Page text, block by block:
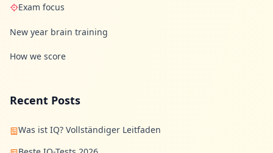
Exam focus
New year brain training
How we score
Recent Posts
Was ist IQ? Vollständiger Leitfaden